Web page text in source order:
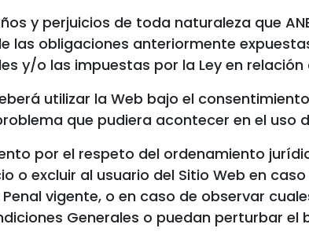
y perjuicios de toda naturaleza que
las obligaciones anteriormente
y/o las impuestas por la Ley en
utilizar la Web bajo el
que pudiera acontecer en el uso
por el respeto del ordenamiento
o excluir al usuario del Sitio Web en
vigente, o en caso de observar
Generales o puedan perturbar